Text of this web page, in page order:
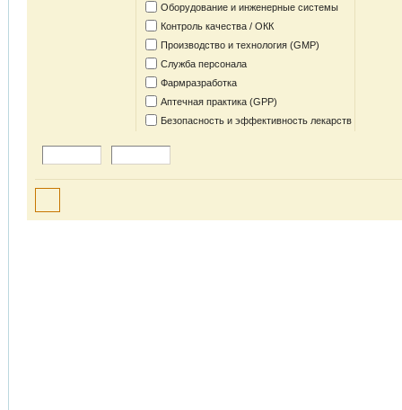
Оборудование и инженерные системы
Контроль качества / ОКК
Производство и технология (GMP)
Служба персонала
Фармразработка
Аптечная практика (GPP)
Безопасность и эффективность лекарств